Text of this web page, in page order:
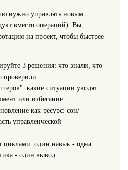
нужно управлять новым
вместо операций). Вы
на проект, чтобы быстрее
3 решения: что знали, что
какие ситуации уводят
или избегание.
как ресурс: сон/
управленческой
циклами: один навык - одна
- один вывод.